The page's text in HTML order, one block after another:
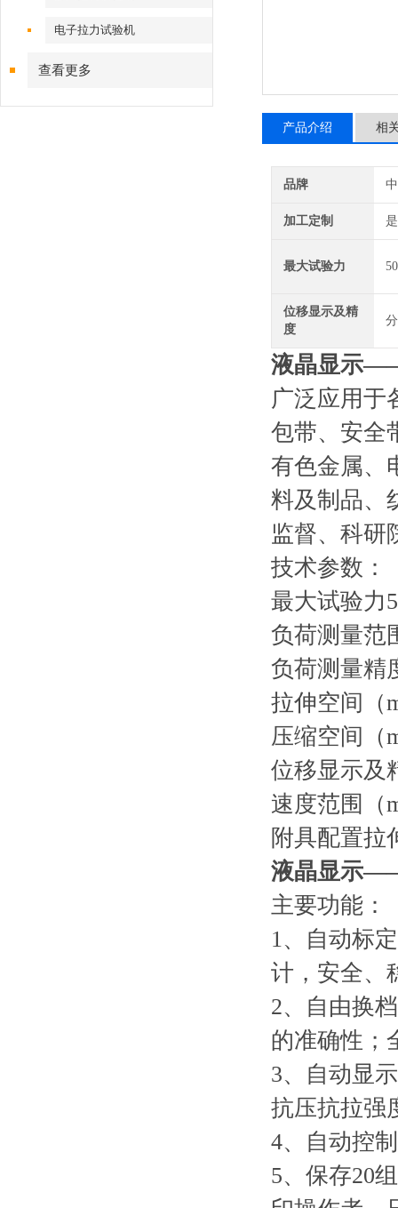
电子拉力试验机
查看更多
产品介绍 相
品牌
加工定制 是
最大试验力
位移显示及精
度
液晶显示
广泛应用于
包带、安全
有色金属、
料及制品、
监督、科研
技术参数：
最大试验力
负荷测量范
负荷测量精
拉伸空间（
压缩空间（
位移显示及
速度范围（
附具配置拉
液晶显示
主要功能：
1、自动标
计，安全、
2、自由换
的准确性；
3、自动显
抗压抗拉强
4、自动控
5、保存20